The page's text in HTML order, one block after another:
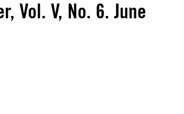
Vol. V, No. 6. June